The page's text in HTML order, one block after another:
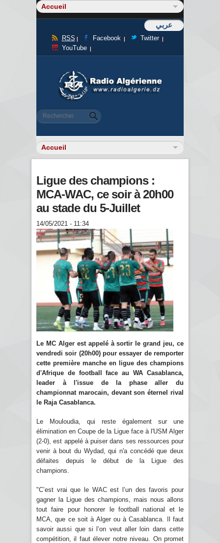
عربي
RSS Facebook
Twitter
YouTube
Formulaire de recherche
Rechercher
Ligue des champions :
MCA-WAC, ce soir à 20h00
au stade du 5-Juillet
14/05/2021 - 11:34
Le MC Alger est appelé à sortir le grand jeu, ce
vendredi soir (20h00) pour essayer de remporter
cette première manche en ligue des champions
d'Afrique de football face au WA Casablanca,
leader à l'issue de la phase aller du
championnat marocain, devant son éternel rival
le Raja Casablanca.
Le Mouloudia, qui reste également sur une
élimination en Coupe de la Ligue face à l'USM Alger
(2-0), est appelé à puiser dans ses ressources pour
venir à bout du Wydad, qui n'a concédé que deux
défaites depuis le début de la Ligue des
champions.
"C’est vrai que le WAC est l’un des favoris pour
gagner la Ligue des champions, mais nous allons
tout faire pour honorer le football national et le
MCA, que ce soit à Alger ou à Casablanca. Il faut
savoir aussi que si l’on veut aller loin dans cette
compétition, il faut élever notre niveau. On promet